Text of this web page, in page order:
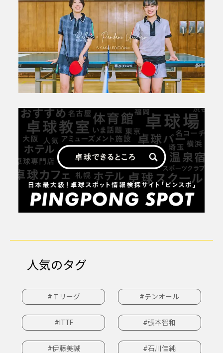
人気のタグ
#Ｔリーグ #テンオール
#ITTF #張本智和
#伊藤美誠 #石川佳純